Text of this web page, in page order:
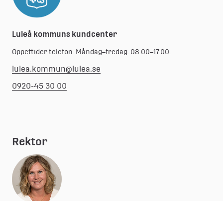
Luleå kommuns kundcenter
Öppettider telefon: Måndag–fredag: 08.00–17.00.
lulea.kommun@lulea.se
0920-45 30 00
Rektor